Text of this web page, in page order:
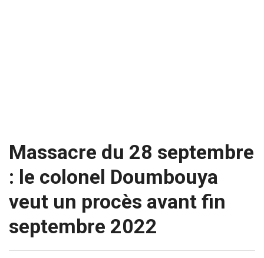
Massacre du 28 septembre
: le colonel Doumbouya
veut un procès avant fin
septembre 2022